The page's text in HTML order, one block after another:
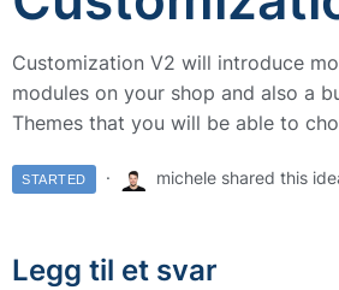
Customization V2 will introduce
modules on your shop and also a
Themes that you will be able to
STARTED michele shared this
Legg til et svar